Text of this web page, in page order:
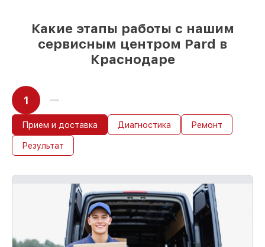
Какие этапы работы с нашим
сервисным центром Pard в
Краснодаре
1
Прием и доставка Диагностика Ремонт
Результат